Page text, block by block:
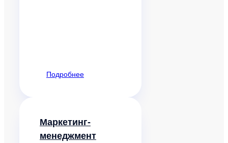
Подробнее
Маркетинг-
менеджмент